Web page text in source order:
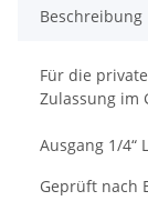
Beschreibung
Für die
Zulassung im
Ausgang 1/4“
Geprüft nach